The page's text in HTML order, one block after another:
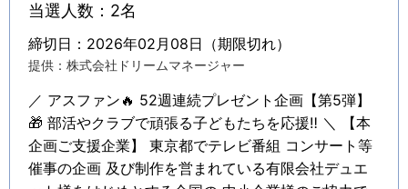
当選人数：2名
締切日：2026年02月08日（期限切れ）
提供：株式会社ドリームマネージャー
／ アスファン🔥 52週連続プレゼント企画【第5弾】
🎁 部活やクラブで頑張る子どもたちを応援‼️ ＼ 【本
企画ご支援企業】 東京都でテレビ番組 コンサート等
催事の企画 及び制作を営まれている有限会社デュエ